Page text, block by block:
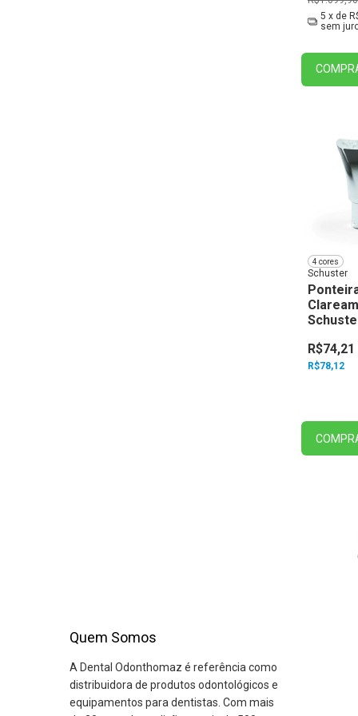
5 x de
sem
4 cores
Schuster
R$78,12
R$74,21
Quem Somos
A Dental Odonthomaz é referência como
distribuidora de produtos odontológicos e
equipamentos para dentistas. Com mais